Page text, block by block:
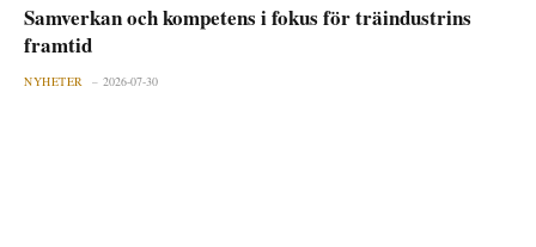
Samverkan och kompetens i fokus för träindustrins
framtid
NYHETER 2026-07-30